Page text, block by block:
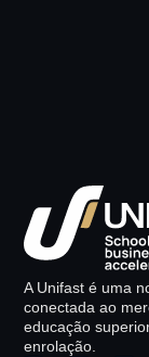
A Unifast é uma
conectada ao
educação
enrolação.